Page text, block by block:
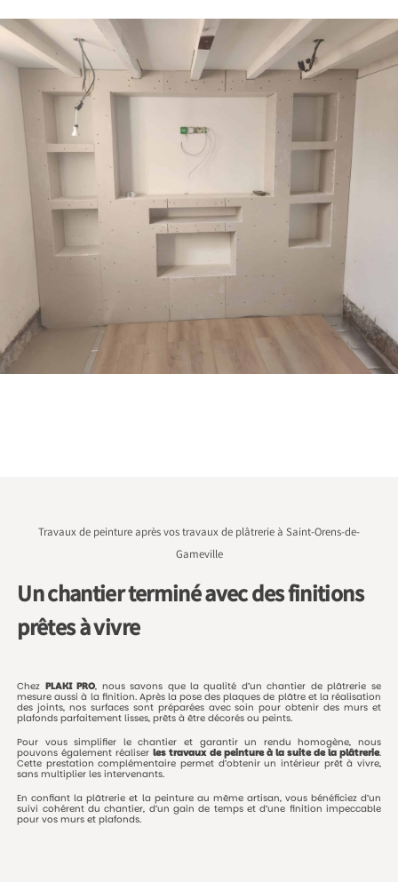
Travaux de peinture après vos travaux de plâtrerie à Saint-Orens-de-
Gameville
Un chantier terminé avec des finitions
prêtes à vivre
Chez PLAKIPRO, noussavons que laqualité d’unchantier deplâtrerie se
mesureaussià la finition. Après laposedesplaquesde plâtre et la réalisation
desjoints, nos surfaces sont préparées avecsoinpourobtenirdes murs et
plafondsparfaitementlisses,prêtsàêtredécorésoupeints.
Pour voussimplifier lechantier et garantirun renduhomogène, nous
pouvonségalementréaliserlestravaux depeintureà la suitedela plâtrerie.
Cette prestationcomplémentairepermet d’obtenirun intérieur prêtà vivre,
sansmultiplierlesintervenants.
Enconfiantlaplâtrerieet la peinture au même artisan, vous bénéficiez d’un
suivi cohérent duchantier, d’un gainde temps etd’une finition impeccable
pourvosmursetplafonds.